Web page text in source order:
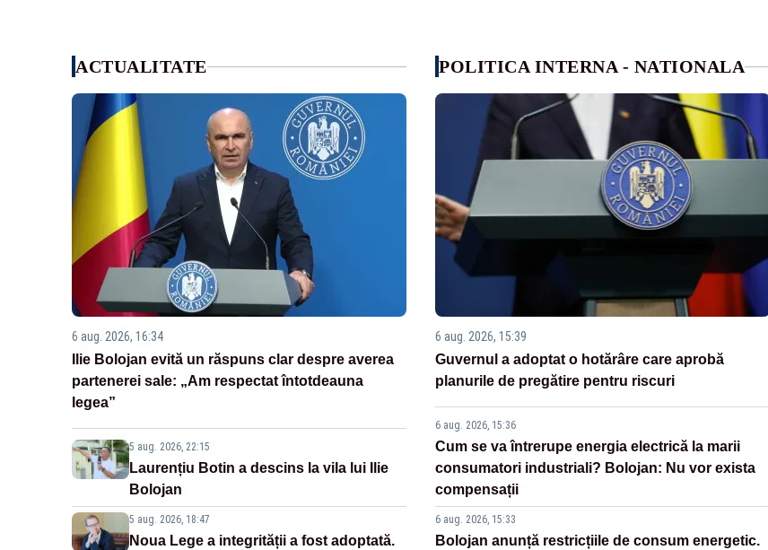
ACTUALITATE
6 aug. 2026, 16:34
Ilie Bolojan evită un răspuns clar despre averea
partenerei sale: „Am respectat întotdeauna
legea”
5 aug. 2026, 22:15
Laurențiu Botin a descins la vila lui Ilie
Bolojan
5 aug. 2026, 18:47
Noua Lege a integrității a fost adoptată.
POLITICA INTERNA - NATIONALA
6 aug. 2026, 15:39
Guvernul a adoptat o hotărâre care aprobă
planurile de pregătire pentru riscuri
6 aug. 2026, 15:36
Cum se va întrerupe energia electrică la marii
consumatori industriali? Bolojan: Nu vor exista
compensații
6 aug. 2026, 15:33
Bolojan anunță restricțiile de consum energetic.